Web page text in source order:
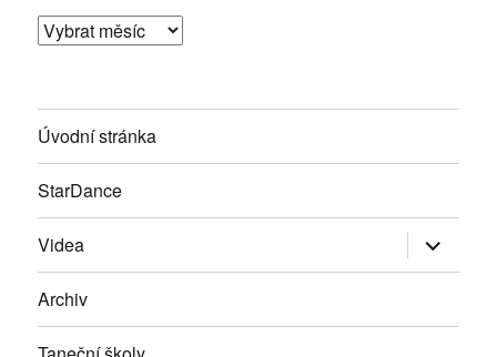
Archivy
Úvodní stránka
StarDance
Videa Zobrazit
položky
Archiv